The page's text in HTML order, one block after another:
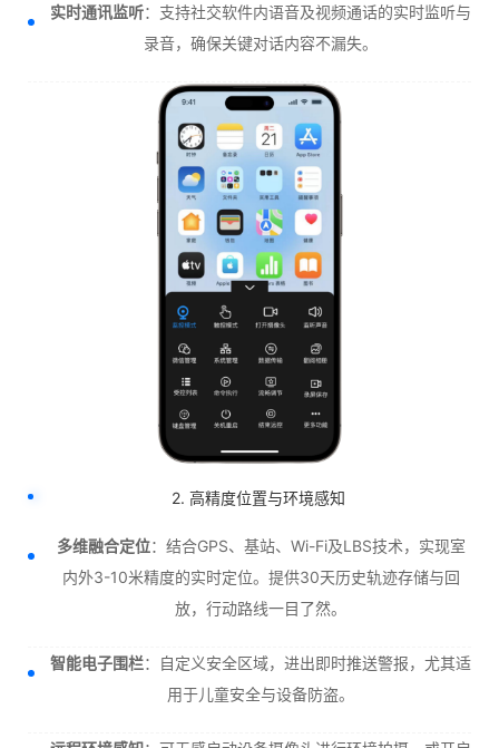
实时通讯监听：支持社交软件内语音及视频通话的实时监听与
录音，确保关键对话内容不漏失。
2. 高精度位置与环境感知
多维融合定位：结合GPS、基站、Wi-Fi及LBS技术，实现室
内外3-10米精度的实时定位。提供30天历史轨迹存储与回
放，行动路线一目了然。
智能电子围栏：自定义安全区域，进出即时推送警报，尤其适
用于儿童安全与设备防盗。